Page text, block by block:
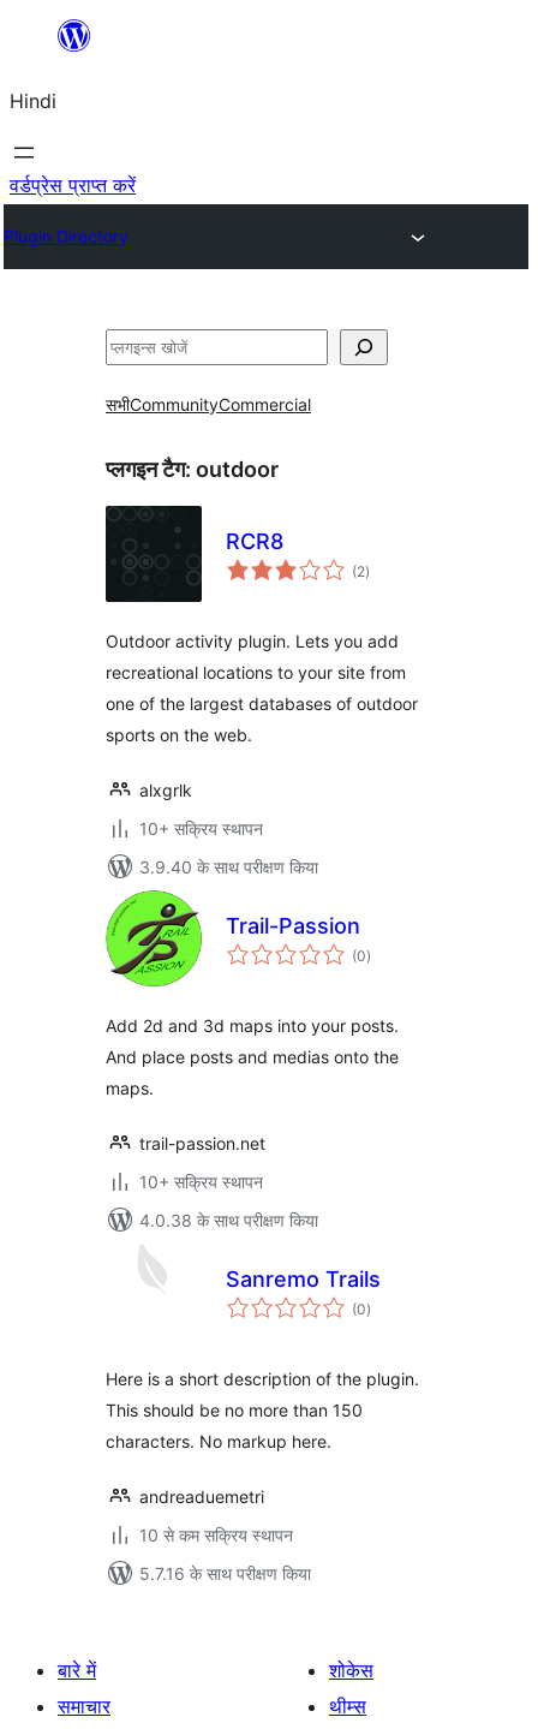
सामग्री
जाएं
Hindi
वर्डप्रेस प्राप्त करें
Plugin Directory
खोजें
सभीCommunityCommercial
प्लगइन टैग: outdoor
RCR8
(2कुल
दर)
Outdoor activity plugin. Lets you add
recreational locations to your site from
one of the largest databases of outdoor
sports on the web.
alxgrlk
10+ सक्रिय स्थापन
3.9.40 के साथ परीक्षण किया
Trail-Passion
(0कुल
दर)
Add 2d and 3d maps into your posts.
And place posts and medias onto the
maps.
trail-passion.net
10+ सक्रिय स्थापन
4.0.38 के साथ परीक्षण किया
Sanremo Trails
(0कुल
दर)
Here is a short description of the plugin.
This should be no more than 150
characters. No markup here.
andreaduemetri
10 से कम सक्रिय स्थापन
5.7.16 के साथ परीक्षण किया
बारे में
समाचार
शोकेस
थीम्स